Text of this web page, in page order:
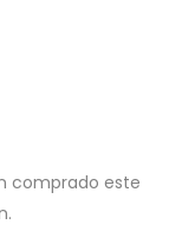
comprado este